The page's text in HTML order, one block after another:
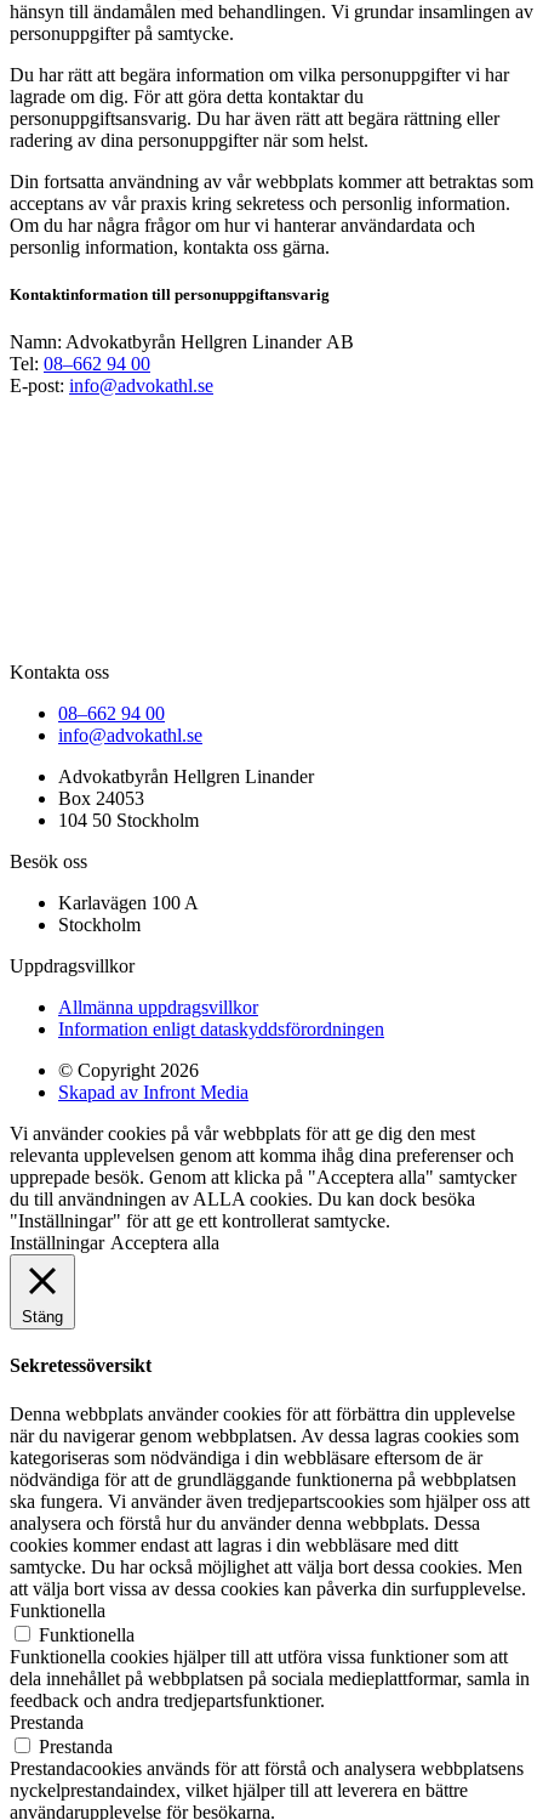
hänsyn till ändamålen med behandlingen. Vi grundar insamlingen av
personuppgifter på samtycke.
Du har rätt att begära information om vilka personuppgifter vi har
lagrade om dig. För att göra detta kontaktar du
personuppgiftsansvarig. Du har även rätt att begära rättning eller
radering av dina personuppgifter när som helst.
Din fortsatta användning av vår webbplats kommer att betraktas som
acceptans av vår praxis kring sekretess och personlig information.
Om du har några frågor om hur vi hanterar användardata och
personlig information, kontakta oss gärna.
Kontaktinformation till personuppgiftansvarig
Namn: Advokatbyrån Hellgren Linander AB
Tel: 08–662 94 00
E-post: info@advokathl.se
Kontakta oss
08–662 94 00
info@advokathl.se
Advokatbyrån Hellgren Linander
Box 24053
104 50 Stockholm
Besök oss
Karlavägen 100 A
Stockholm
Uppdragsvillkor
Allmänna uppdragsvillkor
Information enligt dataskyddsförordningen
© Copyright 2026
Skapad av Infront Media
Vi använder cookies på vår webbplats för att ge dig den mest
relevanta upplevelsen genom att komma ihåg dina preferenser och
upprepade besök. Genom att klicka på "Acceptera alla" samtycker
du till användningen av ALLA cookies. Du kan dock besöka
"Inställningar" för att ge ett kontrollerat samtycke.
Inställningar Acceptera alla
Stäng
Sekretessöversikt
Denna webbplats använder cookies för att förbättra din upplevelse
när du navigerar genom webbplatsen. Av dessa lagras cookies som
kategoriseras som nödvändiga i din webbläsare eftersom de är
nödvändiga för att de grundläggande funktionerna på webbplatsen
ska fungera. Vi använder även tredjepartscookies som hjälper oss att
analysera och förstå hur du använder denna webbplats. Dessa
cookies kommer endast att lagras i din webbläsare med ditt
samtycke. Du har också möjlighet att välja bort dessa cookies. Men
att välja bort vissa av dessa cookies kan påverka din surfupplevelse.
Funktionella
Funktionella
Funktionella cookies hjälper till att utföra vissa funktioner som att
dela innehållet på webbplatsen på sociala medieplattformar, samla in
feedback och andra tredjepartsfunktioner.
Prestanda
Prestanda
Prestandacookies används för att förstå och analysera webbplatsens
nyckelprestandaindex, vilket hjälper till att leverera en bättre
användarupplevelse för besökarna.